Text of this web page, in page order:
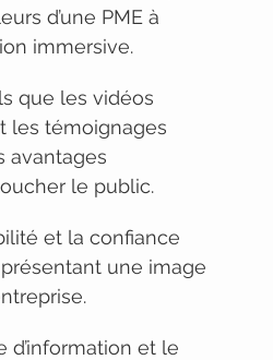
d’une PME à
immersive.
que les vidéos
les témoignages
avantages
le public.
et la confiance
une image
d’information et le